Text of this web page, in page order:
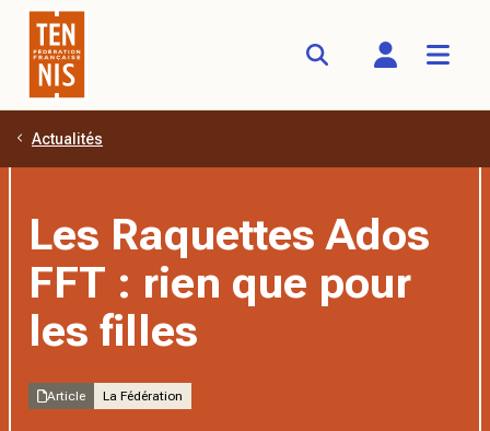
Aller au contenu principal
Actualités
Les Raquettes Ados
FFT : rien que pour
les filles
Article La Fédération